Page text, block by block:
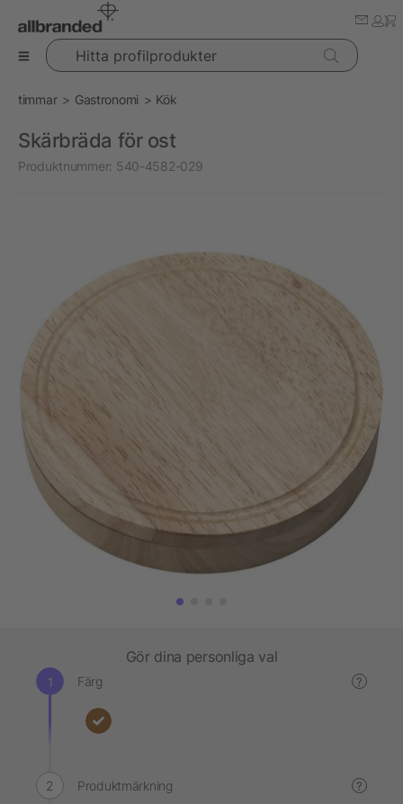
Hitta profilprodukter
timmar Gastronomi Kök
Skärbräda för ost
Produktnummer: 540-4582-029
Gör dina personliga val
Färg ?
Produktmärkning ?